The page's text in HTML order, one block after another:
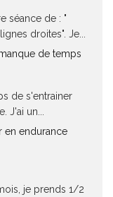
séance de : "
droites". Je...
de temps
de s'entrainer
un...
en endurance
je prends 1/2